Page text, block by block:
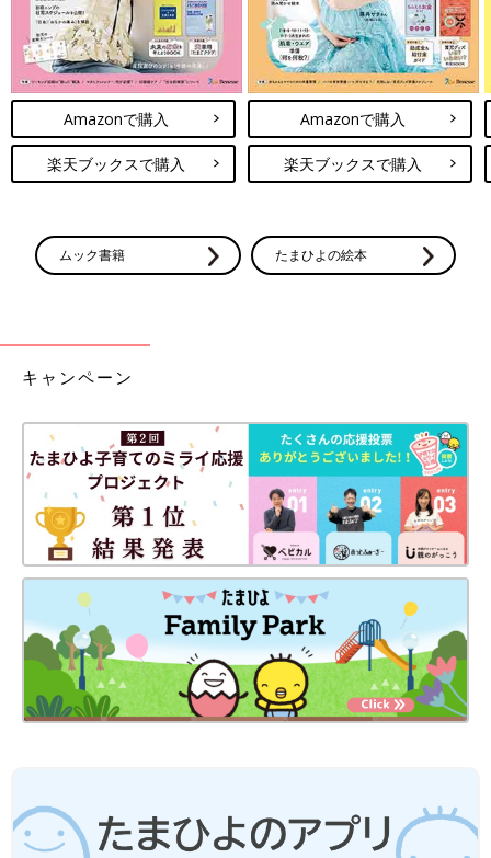
果あるかもですね。
個人差はあるものの、多くのママが経験する赤ちゃんの夜泣き。
ママもしんどい時期もありますが、いい解決策を見つけて、ママ
自身の体調も大事にしつつ付き合っていけると気持ちも楽になる
かもしれませんね。
（文・真山りせ）
■文中のコメントは『ウィメンズパーク』の投稿を再編集したも
Amazonで購入
楽天ブックスで購入
Amazonで購入
楽天ブックスで購入
ムック書籍 たまひよの絵本
キャンペーン